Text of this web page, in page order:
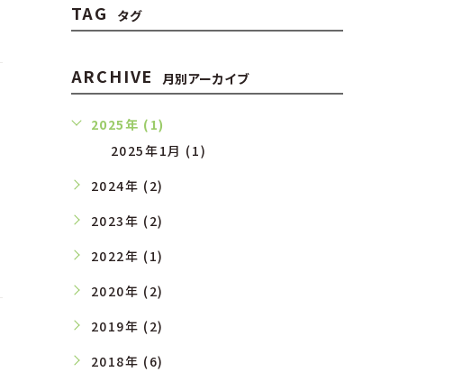
TAG タグ
ARCHIVE 月別アーカイブ
2025年 (1)
2025年1月 (1)
2024年 (2)
2023年 (2)
2022年 (1)
2020年 (2)
2019年 (2)
2018年 (6)